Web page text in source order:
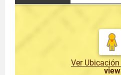
Ver Ubicación
view